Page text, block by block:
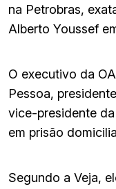
na Petrobras,
Alberto Youssef
O executivo da
Pessoa,
vice-presidente
em prisão
Segundo a Veja,